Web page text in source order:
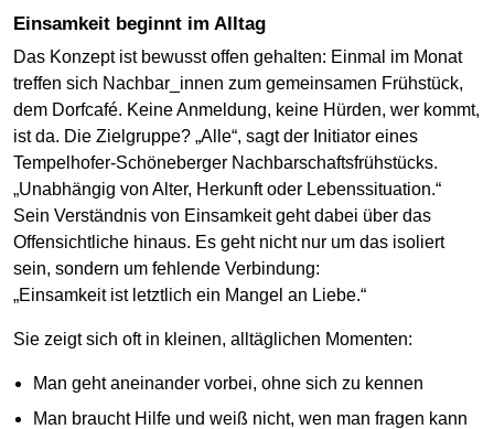
Einsamkeit beginnt im Alltag
Das Konzept ist bewusst offen gehalten: Einmal im Monat
treffen sich Nachbar_innen zum gemeinsamen Frühstück,
dem Dorfcafé. Keine Anmeldung, keine Hürden, wer kommt,
ist da. Die Zielgruppe? „Alle“, sagt der Initiator eines
Tempelhofer-Schöneberger Nachbarschaftsfrühstücks.
„Unabhängig von Alter, Herkunft oder Lebenssituation.“
Sein Verständnis von Einsamkeit geht dabei über das
Offensichtliche hinaus. Es geht nicht nur um das isoliert
sein, sondern um fehlende Verbindung:
„Einsamkeit ist letztlich ein Mangel an Liebe.“
Sie zeigt sich oft in kleinen, alltäglichen Momenten:
Man geht aneinander vorbei, ohne sich zu kennen
Man braucht Hilfe und weiß nicht, wen man fragen kann